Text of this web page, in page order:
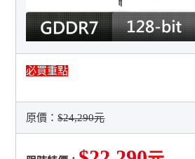
必買重點
原價：$24,290元